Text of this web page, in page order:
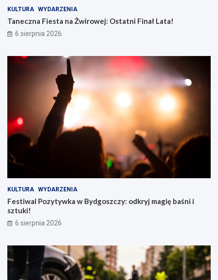
KULTURA WYDARZENIA
Taneczna Fiesta na Żwirowej: Ostatni Finał Lata!
6 sierpnia 2026
KULTURA WYDARZENIA
Festiwal Pozytywka w Bydgoszczy: odkryj magię baśni i
sztuki!
6 sierpnia 2026